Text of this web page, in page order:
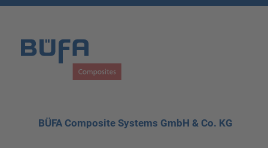
BÜFA Composite Systems GmbH & Co. KG